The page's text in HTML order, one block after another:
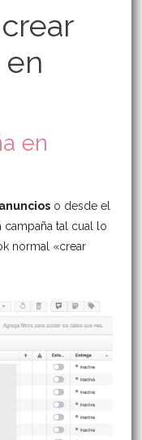
en
o desde el
campaña tal cual lo
normal «crear